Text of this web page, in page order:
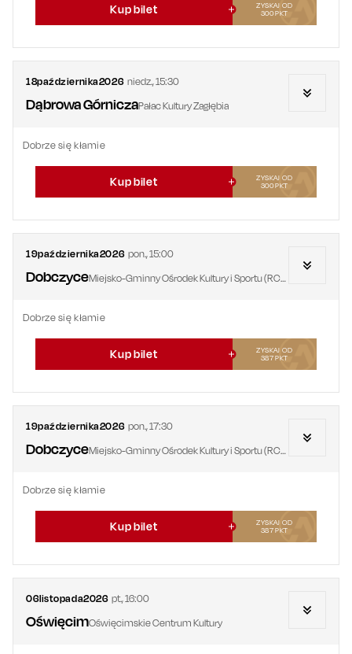
Kup bilet
ZYSKAJ OD
300PKT
18października2026 niedz.,15:30
Dąbrowa GórniczaPałac Kultury Zagłębia
Dobrze się kłamie
Kup bilet
ZYSKAJ OD
300PKT
19października2026 pon.,15:00
Dobczyce Miejsko-Gminny Ośrodek Kultury i Sportu (RCOS)
Dobrze się kłamie
Kup bilet
ZYSKAJ OD
387PKT
19października2026 pon.,17:30
Dobczyce Miejsko-Gminny Ośrodek Kultury i Sportu (RCOS)
Dobrze się kłamie
Kup bilet
ZYSKAJ OD
387PKT
06listopada2026 pt.,16:00
OświęcimOświęcimskie Centrum Kultury